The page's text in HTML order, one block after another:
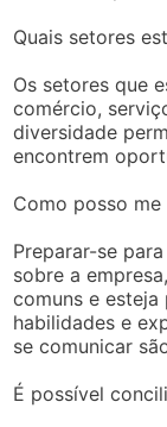
Quais setores
Os setores que
comércio,
diversidade
encontrem
Como posso
Preparar-se
sobre a
comuns e
habilidades e
se comunicar
É possível